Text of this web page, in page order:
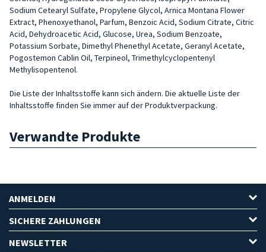
Sodium Cetearyl Sulfate, Propylene Glycol, Arnica Montana Flower
Extract, Phenoxyethanol, Parfum, Benzoic Acid, Sodium Citrate, Citric
Acid, Dehydroacetic Acid, Glucose, Urea, Sodium Benzoate,
Potassium Sorbate, Dimethyl Phenethyl Acetate, Geranyl Acetate,
Pogostemon Cablin Oil, Terpineol, Trimethylcyclopentenyl
Methylisopentenol.
Die Liste der Inhaltsstoffe kann sich ändern. Die aktuelle Liste der
Inhaltsstoffe finden Sie immer auf der Produktverpackung.
Verwandte Produkte
ANMELDEN
SICHERE ZAHLUNGEN
NEWSLETTER